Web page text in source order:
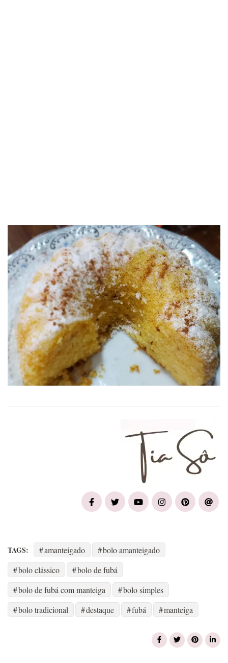
TAGS: amanteigado
bolo amanteigado
bolo clássico
bolo de fubá
bolo de fubá com manteiga
bolo simples
bolo tradicional
destaque fubá manteiga